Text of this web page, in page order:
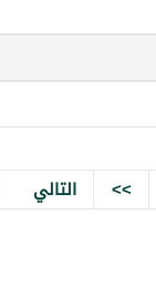
>> التالي